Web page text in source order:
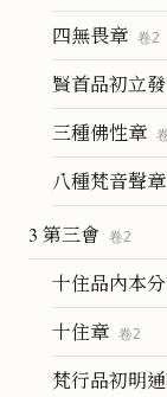
四無畏章 卷2
賢首品初立
三種佛性章
八種梵音聲章
3 第三會 卷2
十住品內本
十住章 卷2
梵行品初明